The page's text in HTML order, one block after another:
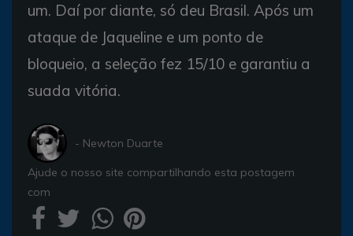
um. Daí por diante, só deu Brasil. Após um
ataque de Jaqueline e um ponto de
bloqueio, a seleção fez 15/10 e garantiu a
suada vitória.
- Newton Duarte
Ajude o nosso site compartilhando esta postagem
com